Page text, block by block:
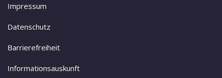
Impressum
Datenschutz
Barrierefreiheit
Informationsauskunft